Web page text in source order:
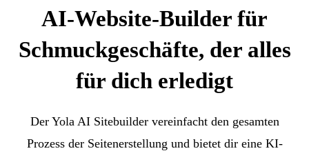
AI-Website-Builder für
Schmuckgeschäfte, der alles
für dich erledigt
Der Yola AI Sitebuilder vereinfacht den gesamten
Prozess der Seitenerstellung und bietet dir eine KI-